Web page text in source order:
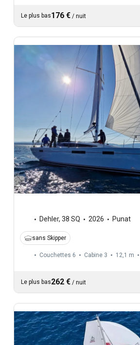
Le plus bas176 € / nuit
Dehler, 38 SQ 2026 Punat
sans Skipper
Couchettes 6 Cabine 3 12,1 m
Le plus bas262 € / nuit